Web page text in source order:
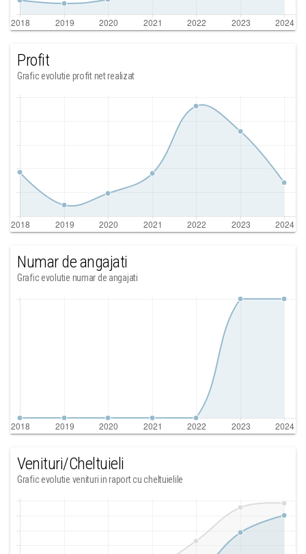
Profit
Grafic evolutie profit net realizat
Numar de angajati
Grafic evolutie numar de angajati
Venituri/Cheltuieli
Grafic evolutie venituri in raport cu cheltuielile